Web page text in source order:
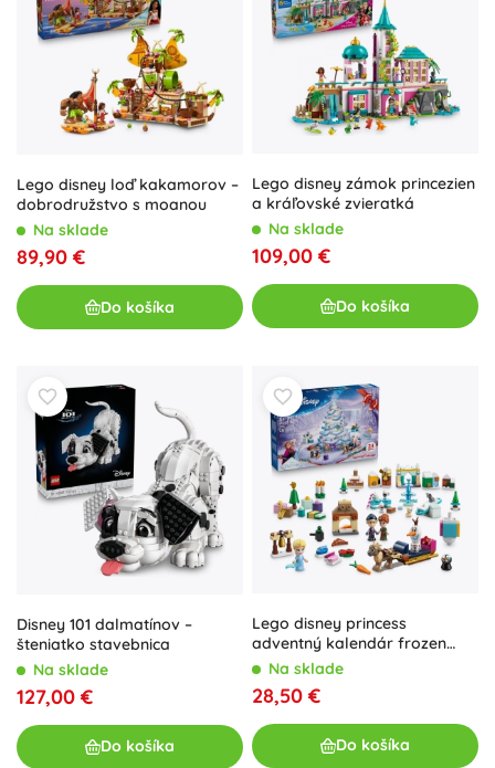
Lego disney loď kakamorov –
dobrodružstvo s moanou
Na sklade
89,90 €
Do košíka
Lego disney zámok princezien
a kráľovské zvieratká
Na sklade
109,00 €
Do košíka
Disney 101 dalmatínov –
šteniatko stavebnica
Na sklade
127,00 €
Do košíka
Lego disney princess
adventný kalendár frozen
2025Na sklade
28,50 €
Do košíka